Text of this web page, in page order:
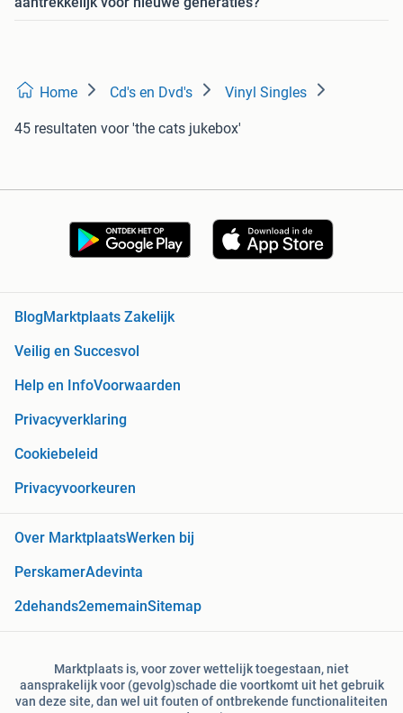
Home Cd's en Dvd's Vinyl Singles
45 resultaten voor 'the cats jukebox'
BlogMarktplaats Zakelijk
Veilig en Succesvol
Help en InfoVoorwaarden
Privacyverklaring
Cookiebeleid
Privacyvoorkeuren
Over MarktplaatsWerken bij
PerskamerAdevinta
2dehands2ememainSitemap
Marktplaats is, voor zover wettelijk toegestaan, niet
aansprakelijk voor (gevolg)schade die voortkomt uit het gebruik
van deze site, dan wel uit fouten of ontbrekende functionaliteiten